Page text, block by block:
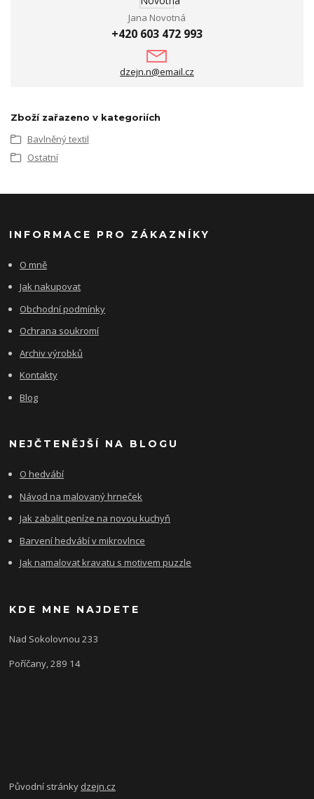
Jana Novotná
+420 603 472 993
dzejn.n@email.cz
Zboží zařazeno v kategoriích
Bavlněný textil
Ostatní
INFORMACE PRO ZÁKAZNÍKY
O mně
Jak nakupovat
Obchodní podmínky
Ochrana soukromí
Archiv výrobků
Kontakty
Blog
NEJČTENĚJŠÍ NA BLOGU
O hedvábí
Návod na malovaný hrneček
Jak zabalit peníze na novou kuchyň
Barvení hedvábí v mikrovlnce
Jak namalovat kravatu s motivem puzzle
KDE MNE NAJDETE
Nad Sokolovnou 233
Poříčany, 289 14
Původní stránky dzejn.cz